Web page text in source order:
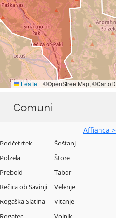
Comuni
Affianca
Podčetrtek
Polzela
Prebold
Rečica ob Savinji
Rogaška Slatina
Rogatec
Šoštanj
Štore
Tabor
Velenje
Vitanje
Vojnik